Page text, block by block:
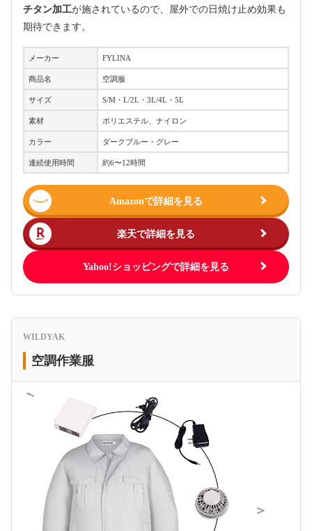
チタン加工が施されているので、屋外での日焼け止め効果も
期待できます。
メーカー FYLINA
商品名 空調服
サイズ S/M・L/2L・3L/4L・5L
素材 ポリエステル、ナイロン
カラー ダークブルー・グレー
連続使用時間 約6〜12時間
Amazonで詳細を見る
楽天で詳細を見る
Yahoo!ショッピングで詳細を見る
WILDYAK
空調作業服
＜
＞